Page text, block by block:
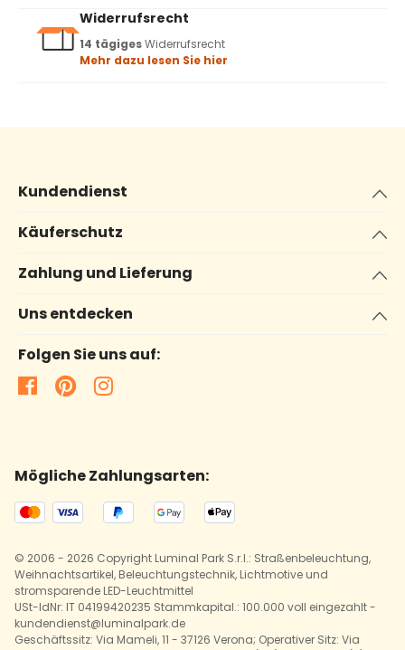
Widerrufsrecht
14 tägigesWiderrufsrecht
Mehr dazu lesen Sie hier
Kundendienst
Käuferschutz
Zahlung und Lieferung
Uns entdecken
Folgen Sie uns auf:
Mögliche Zahlungsarten:
© 2006 - 2026 Copyright Luminal Park S.r.l.: Straßenbeleuchtung,
Weihnachtsartikel, Beleuchtungstechnik, Lichtmotive und
stromsparende LED-Leuchtmittel
USt-IdNr: IT 04199420235 Stammkapital.: 100.000 voll eingezahlt -
kundendienst@luminalpark.de
Geschäftssitz: Via Mameli, 11 - 37126 Verona; Operativer Sitz: Via